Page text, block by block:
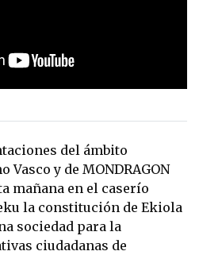
del ámbito
Vasco y de MONDRAGON
mañana en el caserío
la constitución de Ekiola
sociedad para la
ciudadanas de